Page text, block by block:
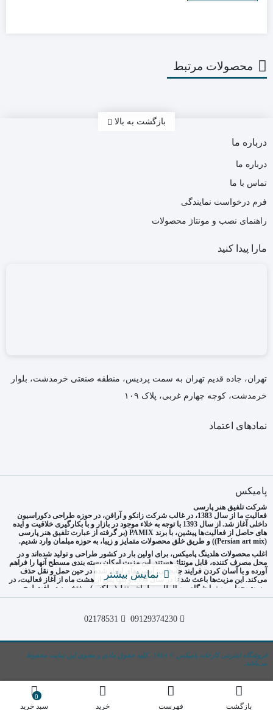
محصولات مرتبط
بازگشت به بالا
درباره ما
درباره ما
تماس با ما
فرم درخواست نمایندگی
راهنمای نصب و مونتاژ محصولات
مارا پیدا کنید
تهران، جاده قدیم تهران به سمت پردیس، منطقه صنعتی خرمدشت، بلوار
خرمدشت، کوچه چهارم غربی، پلاک ۱۰۹
نمادهای اعتماد
پامیکس
شرکت تلفیق هنر پارسی
فعالیت ما از سال 1383، در غالب شرکت زانکو و آرافن، در حوزه طراحی دکوراسیون
داخلی آغاز شد. از سال 1393 با توجه به خلاء موجود در بازار و با بکارگیری خلاقیت و ایده
های حاصل از فعالیت‌ها پیشین، با برند PAMIX (بر گرفته از عبارت تلفیق هنر پارسی
(Persian art mix)) و طریق خلق محصولات متمایز و زیبا، به حوزه مبلمان وارد شدیم.
اغلب محصولات هلدینگ پامیکس، برای اولین بار در کشور طراحی و تولید شده‌اند و در
محل مصرف کننده، قابل مونتاژ هستند. این مزیت امکان بسته بندی مسطح آنها را فراهم
آورده و با آسان کردن فرایند جابجایی، آسیب‌های ایجاد شده در حین حمل و نقل حذف
می‌کند. این مزیت‌ها باعث شد تا در سال 1394 و تنها پس از هشت ماه از آغاز فعالیت، در
بیست‌وچهارمین نمایشگاه بین المللی مبلمان منزل(مبلکس)، مفتخر به دریافت لوح
برنزین نمایشگاه شده و پس از آن نیز بارها و در مقاطع گوناگون، به عنوان تولید کننده و یا
به عنوان طراح و تولید کننده مبلمان خانگی، همواره به دنبال تولید و عرضه نوآورانه
نمایش بیشتر
09129374230
02178531
فروشگاه اینترنتی کارخانه پامیکس © 1404 . کلیه حقوق مادی و معنوی این سایت محفوظ
می‌باشد.
بازگشت فهرست خرید
0
سبد خرید